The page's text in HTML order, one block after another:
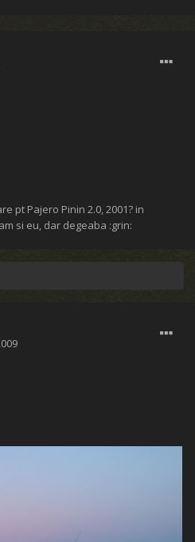
pt Pajero Pinin 2.0, 2001? in
si eu, dar degeaba :grin: